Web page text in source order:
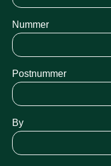
Nummer
Postnummer
By